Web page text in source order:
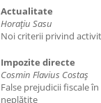
Actualitate
Horaţiu Sasu
Noi criterii privind
Impozite directe
Cosmin Flavius Costaş
False prejudicii fiscale
neplătite